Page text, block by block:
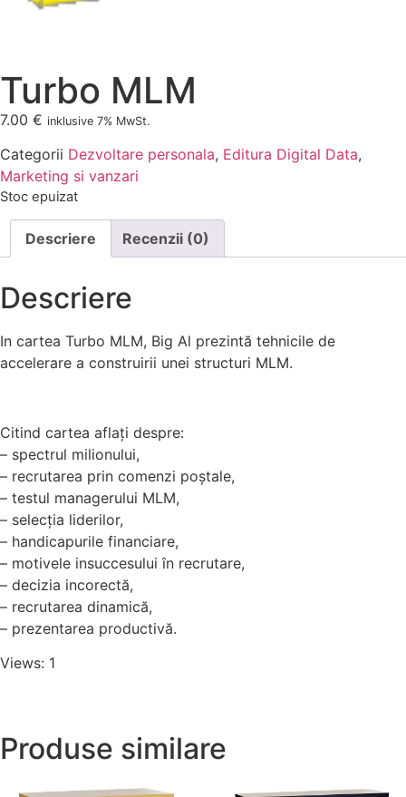
Turbo MLM
7.00 € inklusive 7% MwSt.
Categorii Dezvoltare personala, Editura Digital Data,
Marketing si vanzari
Stoc epuizat
Descriere Recenzii (0)
Descriere
In cartea Turbo MLM, Big Al prezintă tehnicile de
accelerare a construirii unei structuri MLM.
Citind cartea aflaţi despre:
– spectrul milionului,
– recrutarea prin comenzi poştale,
– testul managerului MLM,
– selecţia liderilor,
– handicapurile financiare,
– motivele insuccesului în recrutare,
– decizia incorectă,
– recrutarea dinamică,
– prezentarea productivă.
Views: 1
Produse similare